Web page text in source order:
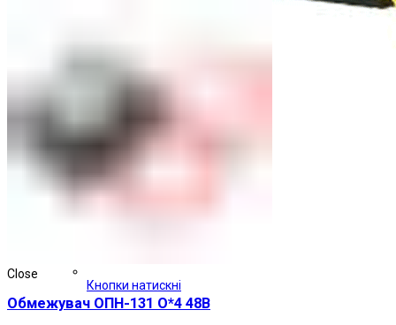
Кнопки натискні
Close
Обмежувач ОПН-131 О*4 48В